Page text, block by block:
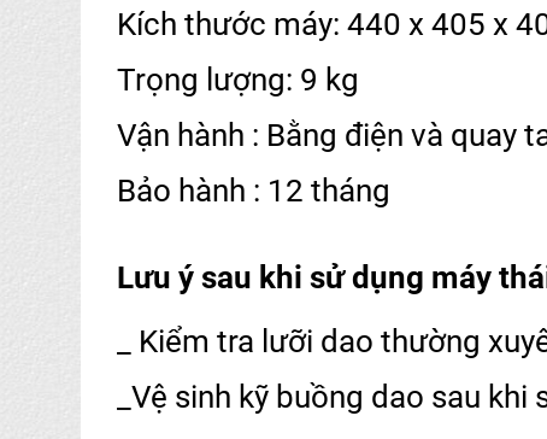
Kích thước máy: 440 x 405 x
Trọng lượng: 9 kg
Vận hành : Bằng điện và quay
Bảo hành : 12 tháng
Lưu ý sau khi sử dụng máy
_ Kiểm tra lưỡi dao thường
_Vệ sinh kỹ buồng dao sau khi